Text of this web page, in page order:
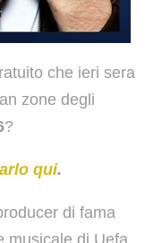
che ieri sera
zone degli
?
qui.
di fama